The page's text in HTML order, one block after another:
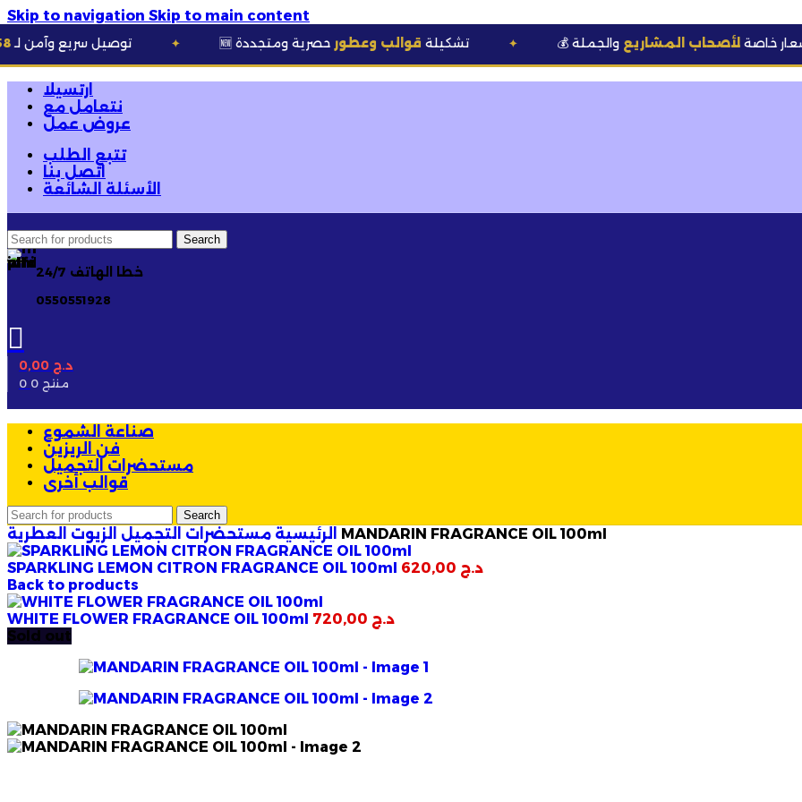
Skip to navigation Skip to main content
🚚 توصيل سريع وآمن لـ58 ولاية ✦ 🆕 تشكيلة قوالب وعطور حصرية ومتجددة ✦ المشاريعوالجملة
ارتسيلا
نتعامل مع
عروض عمل
تتبع الطلب
اتصل بنا
الأسئلة الشائعة
Search
خطا الهاتف 24/7
0550551928
0 0 منتج
د.ج
صناعة الشموع
فن الريزين
مستحضرات التجميل
قوالب أخرى
Search
الرئيسية مستحضرات التجميل
MANDARIN FRAGRANCE OIL 100ml
SPARKLING LEMON CITRON FRAGRANCE OIL 100ml
د.ج
Back to products
WHITE FLOWER FRAGRANCE OIL 100ml
د.ج
Sold out